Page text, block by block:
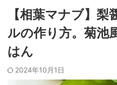
【相葉マナブ】
ルの作り方。菊池
はん
2024年10月1日